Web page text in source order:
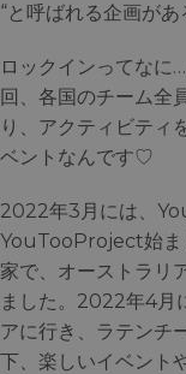
“と呼ばれる企画があ
ロックインってなに
回、各国のチーム全
り、アクティビティ
ベントなんです♡
2022年3月には、
YouTooProject始ま
家で、オーストラリ
ました。2022年4月
アに行き、ラテンチ
下、楽しいイベント